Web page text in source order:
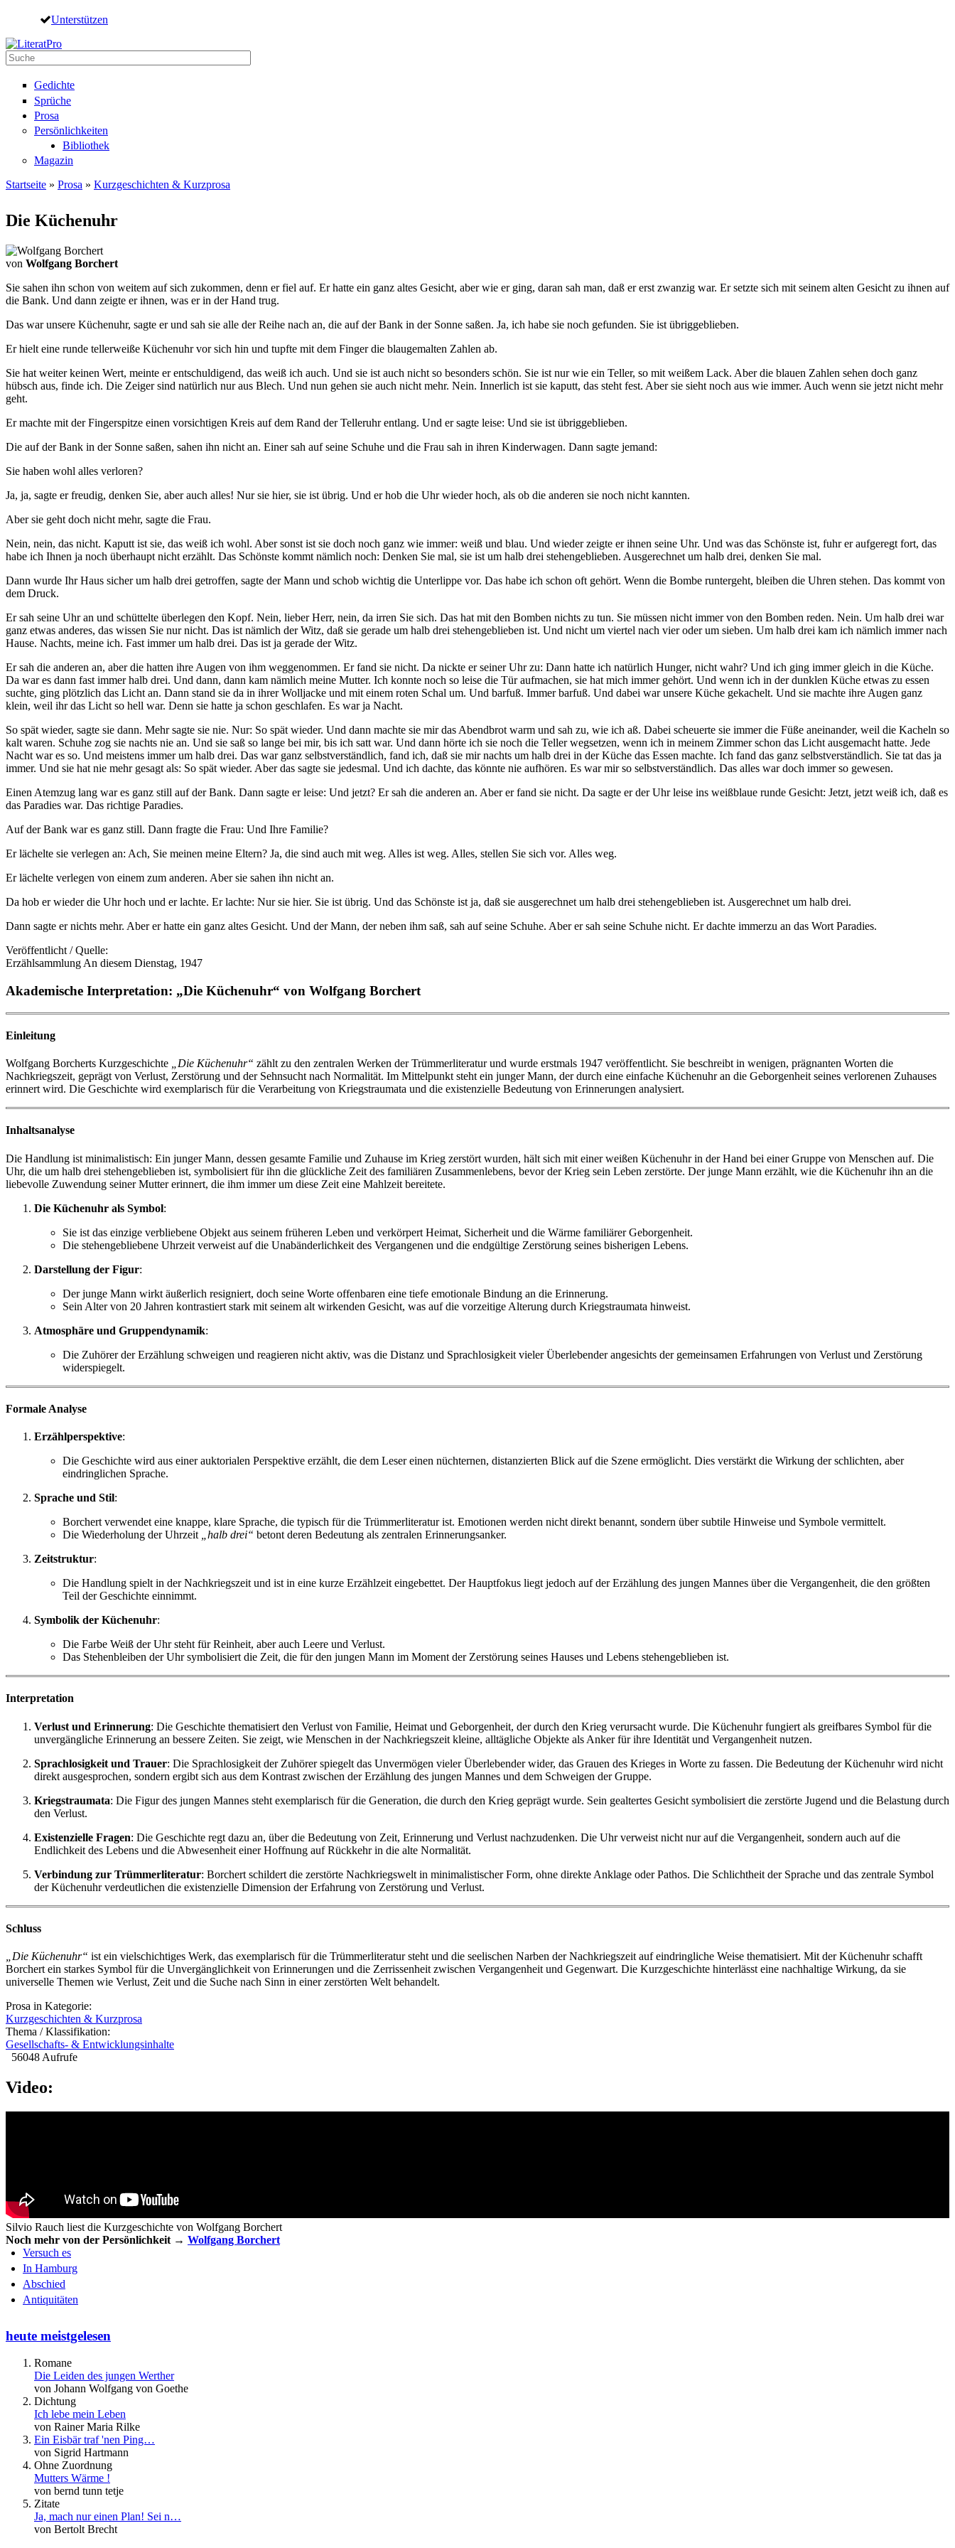
Direkt zum Inhalt
Unterstützen
Suche
Gedichte
Sprüche
Prosa
Persönlichkeiten
Bibliothek
Magazin
Startseite » Prosa » Kurzgeschichten & Kurzprosa
Die Küchenuhr
von Wolfgang Borchert
Sie sahen ihn schon von weitem auf sich zukommen, denn er fiel auf. Er hatte ein ganz altes Gesicht, aber wie er ging, daran sah man, daß er erst zwanzig war. Er setzte sich mit seinem alten Gesicht zu ihnen auf
die Bank. Und dann zeigte er ihnen, was er in der Hand trug.
Das war unsere Küchenuhr, sagte er und sah sie alle der Reihe nach an, die auf der Bank in der Sonne saßen. Ja, ich habe sie noch gefunden. Sie ist übriggeblieben.
Er hielt eine runde tellerweiße Küchenuhr vor sich hin und tupfte mit dem Finger die blaugemalten Zahlen ab.
Sie hat weiter keinen Wert, meinte er entschuldigend, das weiß ich auch. Und sie ist auch nicht so besonders schön. Sie ist nur wie ein Teller, so mit weißem Lack. Aber die blauen Zahlen sehen doch ganz
hübsch aus, finde ich. Die Zeiger sind natürlich nur aus Blech. Und nun gehen sie auch nicht mehr. Nein. Innerlich ist sie kaputt, das steht fest. Aber sie sieht noch aus wie immer. Auch wenn sie jetzt nicht mehr
geht.
Er machte mit der Fingerspitze einen vorsichtigen Kreis auf dem Rand der Telleruhr entlang. Und er sagte leise: Und sie ist übriggeblieben.
Die auf der Bank in der Sonne saßen, sahen ihn nicht an. Einer sah auf seine Schuhe und die Frau sah in ihren Kinderwagen. Dann sagte jemand:
Sie haben wohl alles verloren?
Ja, ja, sagte er freudig, denken Sie, aber auch alles! Nur sie hier, sie ist übrig. Und er hob die Uhr wieder hoch, als ob die anderen sie noch nicht kannten.
Aber sie geht doch nicht mehr, sagte die Frau.
Nein, nein, das nicht. Kaputt ist sie, das weiß ich wohl. Aber sonst ist sie doch noch ganz wie immer: weiß und blau. Und wieder zeigte er ihnen seine Uhr. Und was das Schönste ist, fuhr er aufgeregt fort, das
habe ich Ihnen ja noch überhaupt nicht erzählt. Das Schönste kommt nämlich noch: Denken Sie mal, sie ist um halb drei stehengeblieben. Ausgerechnet um halb drei, denken Sie mal.
Dann wurde Ihr Haus sicher um halb drei getroffen, sagte der Mann und schob wichtig die Unterlippe vor. Das habe ich schon oft gehört. Wenn die Bombe runtergeht, bleiben die Uhren stehen. Das kommt von
dem Druck.
Er sah seine Uhr an und schüttelte überlegen den Kopf. Nein, lieber Herr, nein, da irren Sie sich. Das hat mit den Bomben nichts zu tun. Sie müssen nicht immer von den Bomben reden. Nein. Um halb drei war
ganz etwas anderes, das wissen Sie nur nicht. Das ist nämlich der Witz, daß sie gerade um halb drei stehengeblieben ist. Und nicht um viertel nach vier oder um sieben. Um halb drei kam ich nämlich immer nach
Hause. Nachts, meine ich. Fast immer um halb drei. Das ist ja gerade der Witz.
Er sah die anderen an, aber die hatten ihre Augen von ihm weggenommen. Er fand sie nicht. Da nickte er seiner Uhr zu: Dann hatte ich natürlich Hunger, nicht wahr? Und ich ging immer gleich in die Küche.
Da war es dann fast immer halb drei. Und dann, dann kam nämlich meine Mutter. Ich konnte noch so leise die Tür aufmachen, sie hat mich immer gehört. Und wenn ich in der dunklen Küche etwas zu essen
suchte, ging plötzlich das Licht an. Dann stand sie da in ihrer Wolljacke und mit einem roten Schal um. Und barfuß. Immer barfuß. Und dabei war unsere Küche gekachelt. Und sie machte ihre Augen ganz
klein, weil ihr das Licht so hell war. Denn sie hatte ja schon geschlafen. Es war ja Nacht.
So spät wieder, sagte sie dann. Mehr sagte sie nie. Nur: So spät wieder. Und dann machte sie mir das Abendbrot warm und sah zu, wie ich aß. Dabei scheuerte sie immer die Füße aneinander, weil die Kacheln so
kalt waren. Schuhe zog sie nachts nie an. Und sie saß so lange bei mir, bis ich satt war. Und dann hörte ich sie noch die Teller wegsetzen, wenn ich in meinem Zimmer schon das Licht ausgemacht hatte. Jede
Nacht war es so. Und meistens immer um halb drei. Das war ganz selbstverständlich, fand ich, daß sie mir nachts um halb drei in der Küche das Essen machte. Ich fand das ganz selbstverständlich. Sie tat das ja
immer. Und sie hat nie mehr gesagt als: So spät wieder. Aber das sagte sie jedesmal. Und ich dachte, das könnte nie aufhören. Es war mir so selbstverständlich. Das alles war doch immer so gewesen.
Einen Atemzug lang war es ganz still auf der Bank. Dann sagte er leise: Und jetzt? Er sah die anderen an. Aber er fand sie nicht. Da sagte er der Uhr leise ins weißblaue runde Gesicht: Jetzt, jetzt weiß ich, daß es
das Paradies war. Das richtige Paradies.
Auf der Bank war es ganz still. Dann fragte die Frau: Und Ihre Familie?
Er lächelte sie verlegen an: Ach, Sie meinen meine Eltern? Ja, die sind auch mit weg. Alles ist weg. Alles, stellen Sie sich vor. Alles weg.
Er lächelte verlegen von einem zum anderen. Aber sie sahen ihn nicht an.
Da hob er wieder die Uhr hoch und er lachte. Er lachte: Nur sie hier. Sie ist übrig. Und das Schönste ist ja, daß sie ausgerechnet um halb drei stehengeblieben ist. Ausgerechnet um halb drei.
Dann sagte er nichts mehr. Aber er hatte ein ganz altes Gesicht. Und der Mann, der neben ihm saß, sah auf seine Schuhe. Aber er sah seine Schuhe nicht. Er dachte immerzu an das Wort Paradies.
Veröffentlicht / Quelle:
Erzählsammlung An diesem Dienstag, 1947
Akademische Interpretation: „Die Küchenuhr“ von Wolfgang Borchert
Einleitung
Wolfgang Borcherts Kurzgeschichte „Die Küchenuhr“ zählt zu den zentralen Werken der Trümmerliteratur und wurde erstmals 1947 veröffentlicht. Sie beschreibt in wenigen, prägnanten Worten die
Nachkriegszeit, geprägt von Verlust, Zerstörung und der Sehnsucht nach Normalität. Im Mittelpunkt steht ein junger Mann, der durch eine einfache Küchenuhr an die Geborgenheit seines verlorenen Zuhauses
erinnert wird. Die Geschichte wird exemplarisch für die Verarbeitung von Kriegstraumata und die existenzielle Bedeutung von Erinnerungen analysiert.
Inhaltsanalyse
Die Handlung ist minimalistisch: Ein junger Mann, dessen gesamte Familie und Zuhause im Krieg zerstört wurden, hält sich mit einer weißen Küchenuhr in der Hand bei einer Gruppe von Menschen auf. Die
Uhr, die um halb drei stehengeblieben ist, symbolisiert für ihn die glückliche Zeit des familiären Zusammenlebens, bevor der Krieg sein Leben zerstörte. Der junge Mann erzählt, wie die Küchenuhr ihn an die
liebevolle Zuwendung seiner Mutter erinnert, die ihm immer um diese Zeit eine Mahlzeit bereitete.
Die Küchenuhr als Symbol:
Sie ist das einzige verbliebene Objekt aus seinem früheren Leben und verkörpert Heimat, Sicherheit und die Wärme familiärer Geborgenheit.
Die stehengebliebene Uhrzeit verweist auf die Unabänderlichkeit des Vergangenen und die endgültige Zerstörung seines bisherigen Lebens.
Darstellung der Figur:
Der junge Mann wirkt äußerlich resigniert, doch seine Worte offenbaren eine tiefe emotionale Bindung an die Erinnerung.
Sein Alter von 20 Jahren kontrastiert stark mit seinem alt wirkenden Gesicht, was auf die vorzeitige Alterung durch Kriegstraumata hinweist.
Atmosphäre und Gruppendynamik:
Die Zuhörer der Erzählung schweigen und reagieren nicht aktiv, was die Distanz und Sprachlosigkeit vieler Überlebender angesichts der gemeinsamen Erfahrungen von Verlust und Zerstörung
widerspiegelt.
Formale Analyse
Erzählperspektive:
Die Geschichte wird aus einer auktorialen Perspektive erzählt, die dem Leser einen nüchternen, distanzierten Blick auf die Szene ermöglicht. Dies verstärkt die Wirkung der schlichten, aber
eindringlichen Sprache.
Sprache und Stil:
Borchert verwendet eine knappe, klare Sprache, die typisch für die Trümmerliteratur ist. Emotionen werden nicht direkt benannt, sondern über subtile Hinweise und Symbole vermittelt.
Die Wiederholung der Uhrzeit
„halb drei“ betont deren Bedeutung als zentralen Erinnerungsanker.
Zeitstruktur:
Die Handlung spielt in der Nachkriegszeit und ist in eine kurze Erzählzeit eingebettet. Der Hauptfokus liegt jedoch auf der Erzählung des jungen Mannes über die Vergangenheit, die den größten
Teil der Geschichte einnimmt.
Symbolik der Küchenuhr:
Die Farbe Weiß der Uhr steht für Reinheit, aber auch Leere und Verlust.
Das Stehenbleiben der Uhr symbolisiert die Zeit, die für den jungen Mann im Moment der Zerstörung seines Hauses und Lebens stehengeblieben ist.
Interpretation
Verlust und Erinnerung: Die Geschichte thematisiert den Verlust von Familie, Heimat und Geborgenheit, der durch den Krieg verursacht wurde. Die Küchenuhr fungiert als greifbares Symbol für die
unvergängliche Erinnerung an bessere Zeiten. Sie zeigt, wie Menschen in der Nachkriegszeit kleine, alltägliche Objekte als Anker für ihre Identität und Vergangenheit nutzen.
Sprachlosigkeit und Trauer: Die Sprachlosigkeit der Zuhörer spiegelt das Unvermögen vieler Überlebender wider, das Grauen des Krieges in Worte zu fassen. Die Bedeutung der Küchenuhr wird nicht
direkt ausgesprochen, sondern ergibt sich aus dem Kontrast zwischen der Erzählung des jungen Mannes und dem Schweigen der Gruppe.
Kriegstraumata: Die Figur des jungen Mannes steht exemplarisch für die Generation, die durch den Krieg geprägt wurde. Sein gealtertes Gesicht symbolisiert die zerstörte Jugend und die Belastung durch
den Verlust.
Existenzielle Fragen: Die Geschichte regt dazu an, über die Bedeutung von Zeit, Erinnerung und Verlust nachzudenken. Die Uhr verweist nicht nur auf die Vergangenheit, sondern auch auf die
Endlichkeit des Lebens und die Abwesenheit einer Hoffnung auf Rückkehr in die alte Normalität.
Verbindung zur Trümmerliteratur: Borchert schildert die zerstörte Nachkriegswelt in minimalistischer Form, ohne direkte Anklage oder Pathos. Die Schlichtheit der Sprache und das zentrale Symbol
der Küchenuhr verdeutlichen die existenzielle Dimension der Erfahrung von Zerstörung und Verlust.
Schluss
„Die Küchenuhr“ ist ein vielschichtiges Werk, das exemplarisch für die Trümmerliteratur steht und die seelischen Narben der Nachkriegszeit auf eindringliche Weise thematisiert. Mit der Küchenuhr schafft
Borchert ein starkes Symbol für die Unvergänglichkeit von Erinnerungen und die Zerrissenheit zwischen Vergangenheit und Gegenwart. Die Kurzgeschichte hinterlässt eine nachhaltige Wirkung, da sie
universelle Themen wie Verlust, Zeit und die Suche nach Sinn in einer zerstörten Welt behandelt.
Prosa in Kategorie:
Kurzgeschichten & Kurzprosa
Thema / Klassifikation:
Gesellschafts- & Entwicklungsinhalte
56048 Aufrufe
Video:
Silvio Rauch liest die Kurzgeschichte von Wolfgang Borchert
Noch mehr von der Persönlichkeit → Wolfgang Borchert
Versuch es
In Hamburg
Abschied
Antiquitäten
heute meistgelesen
Romane
Die Leiden des jungen Werther
von Johann Wolfgang von Goethe
Dichtung
Ich lebe mein Leben
von Rainer Maria Rilke
Ein Eisbär traf 'nen Ping…
von Sigrid Hartmann
Ohne Zuordnung
Mutters Wärme !
von bernd tunn tetje
Zitate
Ja, mach nur einen Plan! Sei n…
von Bertolt Brecht